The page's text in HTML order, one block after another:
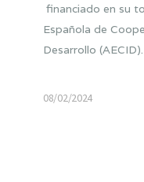
financiado en su
Española de
Desarrollo (AECID).
08/02/2024